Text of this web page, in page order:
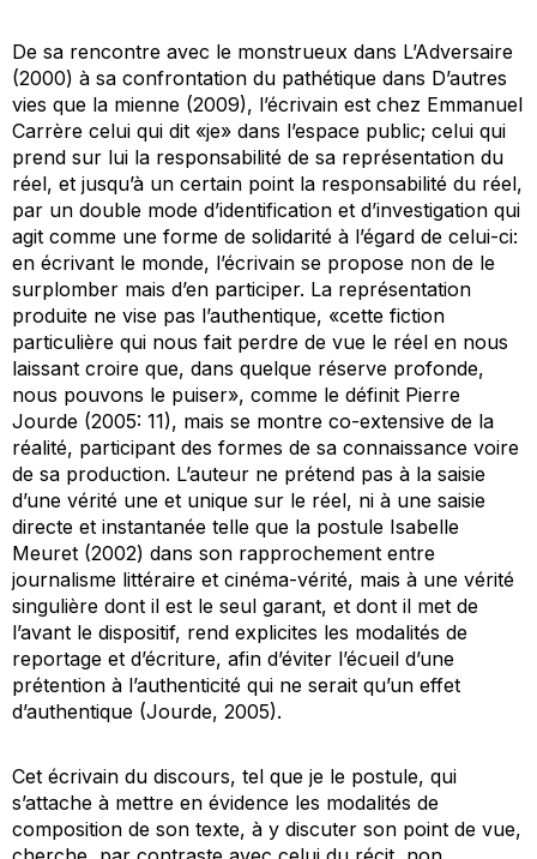
De sa rencontre avec le monstrueux dans L’Adversaire
(2000) à sa confrontation du pathétique dans D’autres
vies que la mienne (2009), l’écrivain est chez Emmanuel
Carrère celui qui dit «je» dans l’espace public; celui qui
prend sur lui la responsabilité de sa représentation du
réel, et jusqu’à un certain point la responsabilité du réel,
par un double mode d’identification et d’investigation qui
agit comme une forme de solidarité à l’égard de celui-ci:
en écrivant le monde, l’écrivain se propose non de le
surplomber mais d’en participer. La représentation
produite ne vise pas l’authentique, «cette fiction
particulière qui nous fait perdre de vue le réel en nous
laissant croire que, dans quelque réserve profonde,
nous pouvons le puiser», comme le définit Pierre
Jourde (2005: 11), mais se montre co-extensive de la
réalité, participant des formes de sa connaissance voire
de sa production. L’auteur ne prétend pas à la saisie
d’une vérité une et unique sur le réel, ni à une saisie
directe et instantanée telle que la postule Isabelle
Meuret (2002) dans son rapprochement entre
journalisme littéraire et cinéma-vérité, mais à une vérité
singulière dont il est le seul garant, et dont il met de
l’avant le dispositif, rend explicites les modalités de
reportage et d’écriture, afin d’éviter l’écueil d’une
prétention à l’authenticité qui ne serait qu’un effet
d’authentique (Jourde, 2005).
Cet écrivain du discours, tel que je le postule, qui
s’attache à mettre en évidence les modalités de
composition de son texte, à y discuter son point de vue,